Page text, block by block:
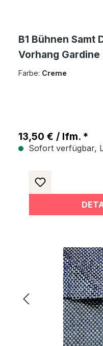
B1 Bühnen Samt
Vorhang Gardine
Farbe: Creme
13,50 € / lfm. *
Sofort verfügbar,